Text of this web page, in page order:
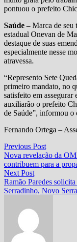
pontuou o prefeito
Saúde –Marca de seu
estadual Onevan de
destaque de suas
especialmente nesse
atravessa.
“Represento Sete
primeiro mandato, no
satisfeito em assegurar
auxiliarão o prefeito
de Saúde”, informou o
Fernando Ortega –
Navegação
de
Post
Previous PostPrevious
post:
Nova revelação da
contribuem para a
Next PostNext
post:
Ramão Paredes
Serradinho, Novo